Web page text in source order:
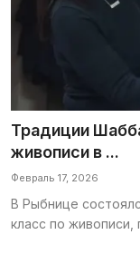
Традиции
живописи в ...
Февраль 17, 2026
В Рыбнице
класс по живописи,